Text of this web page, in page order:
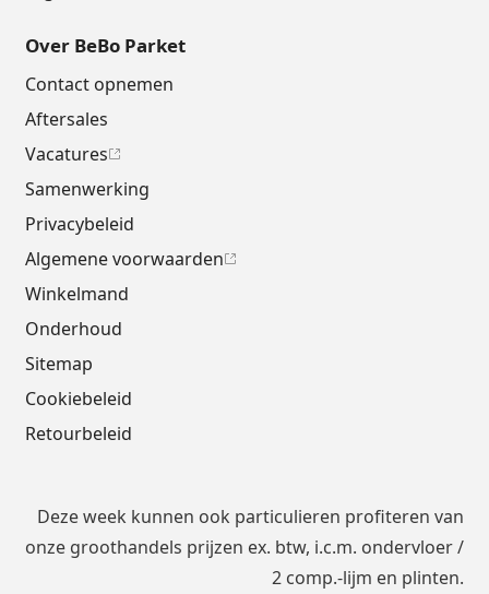
Over BeBo Parket
Contact opnemen
Aftersales
Vacatures
Samenwerking
Privacybeleid
Algemene voorwaarden
Winkelmand
Onderhoud
Sitemap
Cookiebeleid
Retourbeleid
Deze week kunnen ook particulieren profiteren van
onze groothandels prijzen ex. btw, i.c.m. ondervloer/
2 comp.-lijm en plinten.